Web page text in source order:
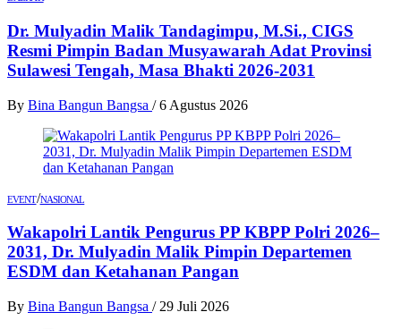
Dr. Mulyadin Malik Tandagimpu, M.Si., CIGS
Resmi Pimpin Badan Musyawarah Adat Provinsi
Sulawesi Tengah, Masa Bhakti 2026-2031
By Bina Bangun Bangsa / 6 Agustus 2026
EVENT/NASIONAL
Wakapolri Lantik Pengurus PP KBPP Polri 2026–
2031, Dr. Mulyadin Malik Pimpin Departemen
ESDM dan Ketahanan Pangan
By Bina Bangun Bangsa / 29 Juli 2026